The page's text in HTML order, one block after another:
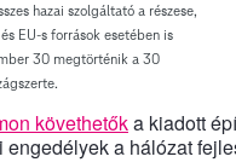
hazai szolgáltató a részese,
EU-s források esetében is
30 megtörténik a 30
követhetőka kiadott
a hálózat